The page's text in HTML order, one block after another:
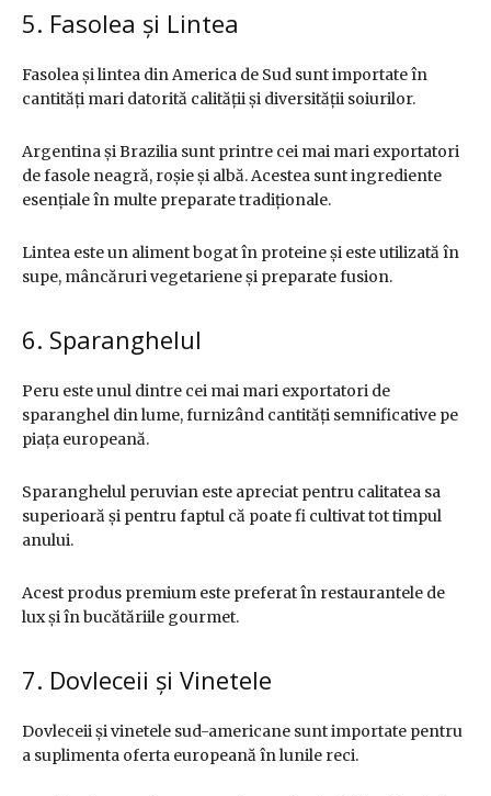
5. Fasolea și Lintea
Fasolea și lintea din America de Sud sunt importate în
cantități mari datorită calității și diversității soiurilor.
Argentina și Brazilia sunt printre cei mai mari exportatori
de fasole neagră, roșie și albă. Acestea sunt ingrediente
esențiale în multe preparate tradiționale.
Lintea este un aliment bogat în proteine și este utilizată în
supe, mâncăruri vegetariene și preparate fusion.
6. Sparanghelul
Peru este unul dintre cei mai mari exportatori de
sparanghel din lume, furnizând cantități semnificative pe
piața europeană.
Sparanghelul peruvian este apreciat pentru calitatea sa
superioară și pentru faptul că poate fi cultivat tot timpul
anului.
Acest produs premium este preferat în restaurantele de
lux și în bucătăriile gourmet.
7. Dovleceii și Vinetele
Dovleceii și vinetele sud-americane sunt importate pentru
a suplimenta oferta europeană în lunile reci.